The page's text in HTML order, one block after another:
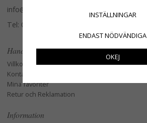
info@glasverandan.se
Tel: 079-3495968
Handla
Villkor
Kontakta oss
Mina favoriter
Retur och Reklamation
Information
INSTÄLLNINGAR
ENDAST NÖDVÄNDIGA
OKEJ